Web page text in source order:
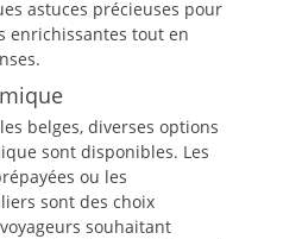
astuces précieuses pour
enrichissantes tout en
belges, diverses options
sont disponibles. Les
ou les
sont des choix
souhaitant